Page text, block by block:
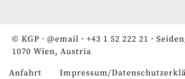
© KGP · @email · +43 1 52 222 21 ·
1070 Wien, Austria
Anfahrt Impressum/